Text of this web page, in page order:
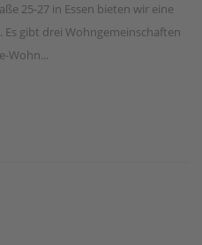
25-27 in Essen bieten wir eine
gibt drei Wohngemeinschaften
Wohn...